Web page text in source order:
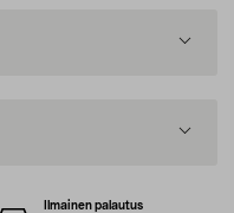
Ilmainen palautus